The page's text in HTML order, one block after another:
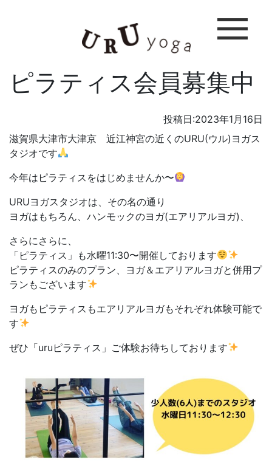
ピラティス会員募集中
投稿日:2023年1月16日
滋賀県大津市大津京 近江神宮の近くのURU(ウル)ヨガス
タジオです
今年はピラティスをはじめませんか〜
URUヨガスタジオは、その名の通り
ヨガはもちろん、ハンモックのヨガ(エアリアルヨガ)、
さらにさらに、
「ピラティス」も水曜11:30〜開催しております
ピラティスのみのプラン、ヨガ＆エアリアルヨガと併用プ
ランもございます
ヨガもピラティスもエアリアルヨガもそれぞれ体験可能で
す
ぜひ「uruピラティス」ご体験お待ちしております